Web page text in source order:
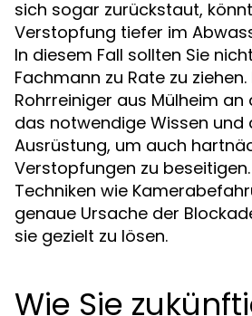
sich sogar zurückstaut,
Verstopfung tiefer im
In diesem Fall sollten Sie
Fachmann zu Rate zu
Rohrreiniger aus Mülheim an
das notwendige Wissen und
Ausrüstung, um auch
Verstopfungen zu
Techniken wie
genaue Ursache der
sie gezielt zu lösen.
Wie Sie